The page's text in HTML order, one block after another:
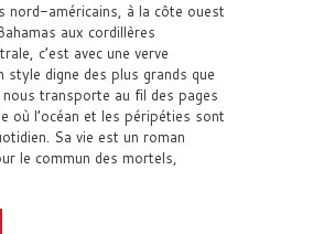
nord-américains, à la côte ouest
aux cordillères
c’est avec une verve
style digne des plus grands que
nous transporte au fil des pages
où l’océan et les péripéties sont
Sa vie est un roman
le commun des mortels,